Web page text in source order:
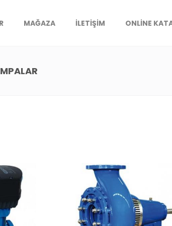
MAĞAZA İLETIŞIM ONLINE